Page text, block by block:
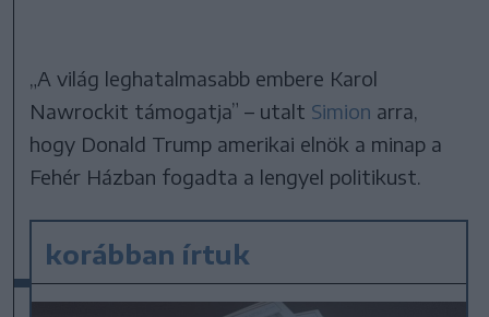
„A világ leghatalmasabb embere Karol
Nawrockit támogatja” – utalt Simion arra,
hogy Donald Trump amerikai elnök a minap a
Fehér Házban fogadta a lengyel politikust.
korábban írtuk